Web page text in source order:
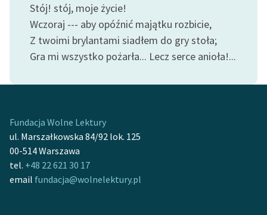
Stój! stój, moje życie!
Wczoraj --- aby opóźnić majątku rozbicie,
Z twoimi brylantami siadłem do gry stoła;
Gra mi wszystko pożarła... Lecz serce anioła!...
Fundacja Wolne Lektury
ul. Marszałkowska 84/92 lok. 125
00-514 Warszawa
tel. +48 22 621 30 17
email fundacja@wolnelektury.pl